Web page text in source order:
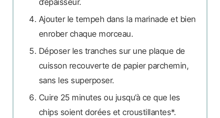
d’épaisseur.
Ajouter le tempeh dans la marinade et bien
enrober chaque morceau.
Déposer les tranches sur une plaque de
cuisson recouverte de papier parchemin,
sans les superposer.
Cuire 25 minutes ou jusqu’à ce que les
chips soient dorées et croustillantes*.